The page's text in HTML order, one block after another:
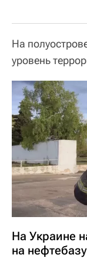
На
уровень
На Украине
на